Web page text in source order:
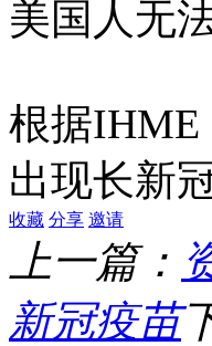
美国人无
根据IHME
出现长新
收藏 分享 邀请
上一篇：
新冠疫苗